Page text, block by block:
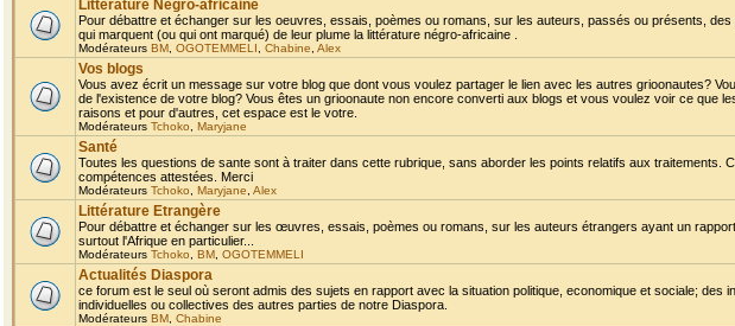
Littérature Négro-africaine
Pour débattre et échanger sur les oeuvres, essais, poèmes ou romans, sur les auteurs, passés ou présents,
qui marquent (ou qui ont marqué) de leur plume la littérature négro-africaine .
Modérateurs BM OGOTEMMELI Chabine Alex
Vos blogs
Vous avez écrit un message sur votre blog que dont vous voulez partager le lien avec les autres grioonautes?
de l'existence de votre blog? Vous êtes un grioonaute non encore converti aux blogs et vous voulez voir ce que
raisons et pour d'autres, cet espace est le votre.
Modérateurs Tchoko Maryjane
Santé
Toutes les questions de sante sont à traiter dans cette rubrique, sans aborder les points relatifs aux traitements.
compétences attestées. Merci
Modérateurs Tchoko Maryjane Alex
Littérature Etrangère
Pour débattre et échanger sur les œuvres, essais, poèmes ou romans, sur les auteurs étrangers ayant un
surtout l'Afrique en particulier...
Modérateurs Tchoko BM OGOTEMMELI
Actualités Diaspora
ce forum est le seul où seront admis des sujets en rapport avec la situation politique, economique et sociale; des
individuelles ou collectives des autres parties de notre Diaspora.
Modérateurs BM Chabine